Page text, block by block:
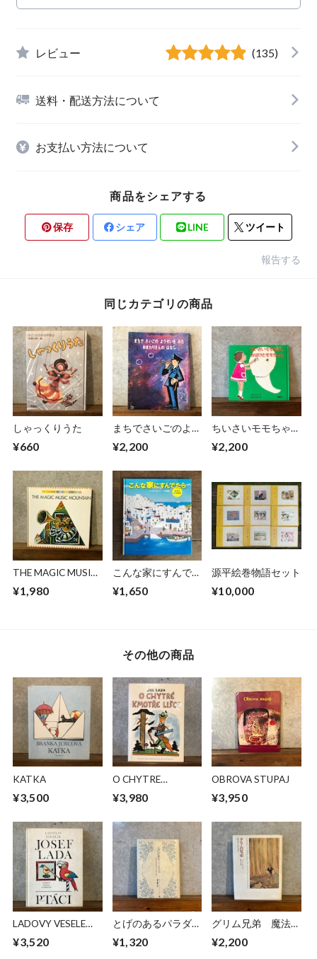
レビュー (135)
送料・配送方法について
お支払い方法について
商品をシェアする
保存 シェア LINE ツイート
報告する
同じカテゴリの商品
しゃっくりうた
¥660
まちでさいごのよう
さんのはなし
¥2,200
ちいさいモモちゃ
ゃん
¥2,200
THE MAGIC MUSIC
¥1,980
こんな家にすんでた
¥1,650
源平絵巻物語セット
¥10,000
その他の商品
KATKA
¥3,500
O CHYTRE
¥3,980
OBROVA STUPAJ
¥3,950
LADOVY VESELE
¥3,520
とげのあるパラダイ
¥1,320
グリム兄弟 魔法の
¥2,200